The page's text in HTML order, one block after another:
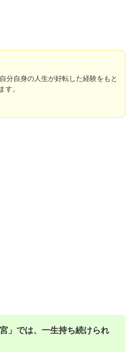
分自身の人生が好転した経験をもと
す。
宮」では、一生持ち続けられ